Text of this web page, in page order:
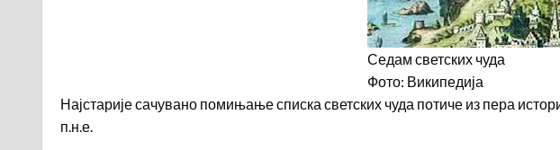
Седам светских чуда
Фото: Википедија
Најстарије сачувано помињање списка светских чуда потиче из пера
п.н.е.